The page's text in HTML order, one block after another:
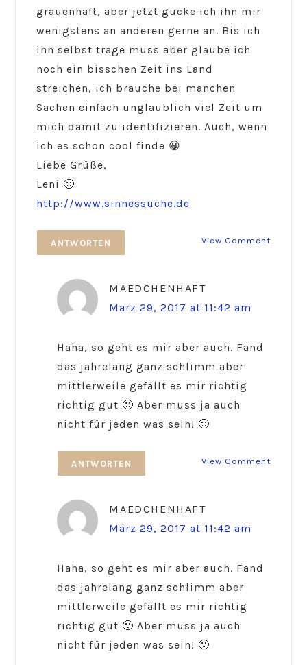
grauenhaft, aber jetzt gucke ich ihn mir
wenigstens an anderen gerne an. Bis ich
ihn selbst trage muss aber glaube ich
noch ein bisschen Zeit ins Land
streichen, ich brauche bei manchen
Sachen einfach unglaublich viel Zeit um
mich damit zu identifizieren. Auch, wenn
ich es schon cool finde 😀
Liebe Grüße,
Leni 🙂
http://www.sinnessuche.de
View Comment
ANTWORTEN
MAEDCHENHAFT
März 29, 2017 at 11:42 am
Haha, so geht es mir aber auch. Fand
das jahrelang ganz schlimm aber
mittlerweile gefällt es mir richtig
richtig gut 🙂 Aber muss ja auch
nicht für jeden was sein! 🙂
View Comment
ANTWORTEN
MAEDCHENHAFT
März 29, 2017 at 11:42 am
Haha, so geht es mir aber auch. Fand
das jahrelang ganz schlimm aber
mittlerweile gefällt es mir richtig
richtig gut 🙂 Aber muss ja auch
nicht für jeden was sein! 🙂